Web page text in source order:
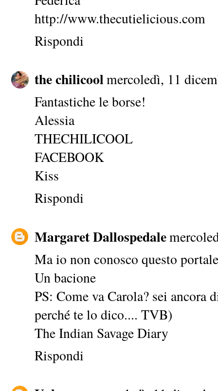
http://www.thecutielicious.com
Rispondi
the chilicoolmercoledì, 11
Fantastiche le borse!
Alessia
THECHILICOOL
FACEBOOK
Kiss
Rispondi
Margaret Dallospedale
Ma io non conosco questo
Un bacione
PS: Come va Carola? sei ancora
perché te lo dico.... TVB)
The Indian Savage Diary
Rispondi